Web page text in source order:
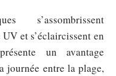
s’assombrissent
et s’éclaircissent en
un avantage
journée entre la plage,